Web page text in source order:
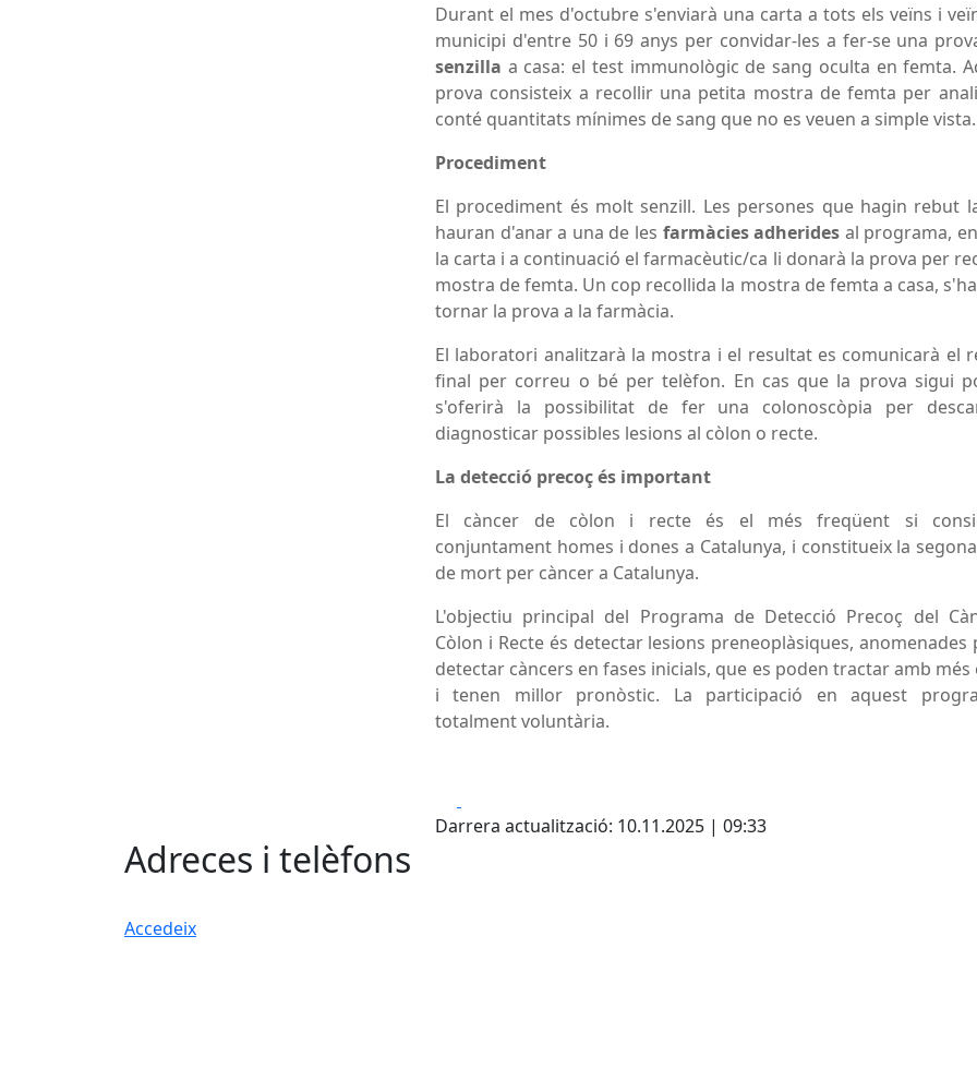
Durant el mes d'octubre s'enviarà una carta a tots els veïns i
municipi d'entre 50 i 69 anys per convidar-les a fer-se una
senzilla a casa: el test immunològic de sang oculta en femta.
prova consisteix a recollir una petita mostra de femta per
conté quantitats mínimes de sang que no es veuen a simple vista.
Procediment
El procediment és molt senzill. Les persones que hagin rebut
hauran d'anar a una de les farmàcies adherides al programa,
la carta i a continuació el farmacèutic/ca li donarà la prova per
mostra de femta. Un cop recollida la mostra de femta a casa,
tornar la prova a la farmàcia.
El laboratori analitzarà la mostra i el resultat es comunicarà el
final per correu o bé per telèfon. En cas que la prova sigui
s'oferirà la possibilitat de fer una colonoscòpia per
diagnosticar possibles lesions al còlon o recte.
La detecció precoç és important
El càncer de còlon i recte és el més freqüent si
conjuntament homes i dones a Catalunya, i constitueix la
de mort per càncer a Catalunya.
L'objectiu principal del Programa de Detecció Precoç del
Còlon i Recte és detectar lesions preneoplàsiques, anomenades
detectar càncers en fases inicials, que es poden tractar amb més
i tenen millor pronòstic. La participació en aquest
totalment voluntària.
Darrera actualització: 10.11.2025 | 09:33
Adreces i telèfons
Accedeix